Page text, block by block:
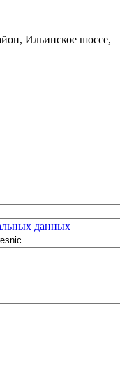
Ильинское шоссе,
данных